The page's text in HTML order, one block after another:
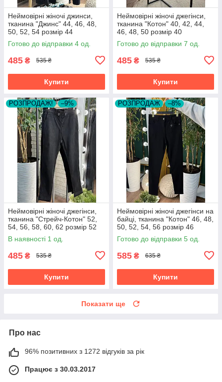
Неймовірні жіночі джинси,
тканина "Джинс" 44, 46, 48,
50, 52, 54 розмір 44
Готово до відправки 4 од.
485 ₴ 535 ₴
Купити
Неймовірні жіночі джегінси,
тканина "Котон" 40, 42, 44,
46, 48, 50 розмір 40
Готово до відправки 7 од.
485 ₴ 535 ₴
Купити
РОЗПРОДАЖ! –9%
Неймовірні жіночі джегінси,
тканина "Стрейч-Котон" 52,
54, 56, 58, 60, 62 розмір 52
В наявності 1 од.
485 ₴ 535 ₴
Купити
РОЗПРОДАЖ –8%
Неймовірні жіночі джегінси на
байці, тканина "Котон" 46, 48,
50, 52, 54, 56 розмір 46
Готово до відправки 5 од.
585 ₴ 635 ₴
Купити
Показати ще
Про нас
96% позитивних з 1272 відгуків за рік
Працює з 30.03.2017